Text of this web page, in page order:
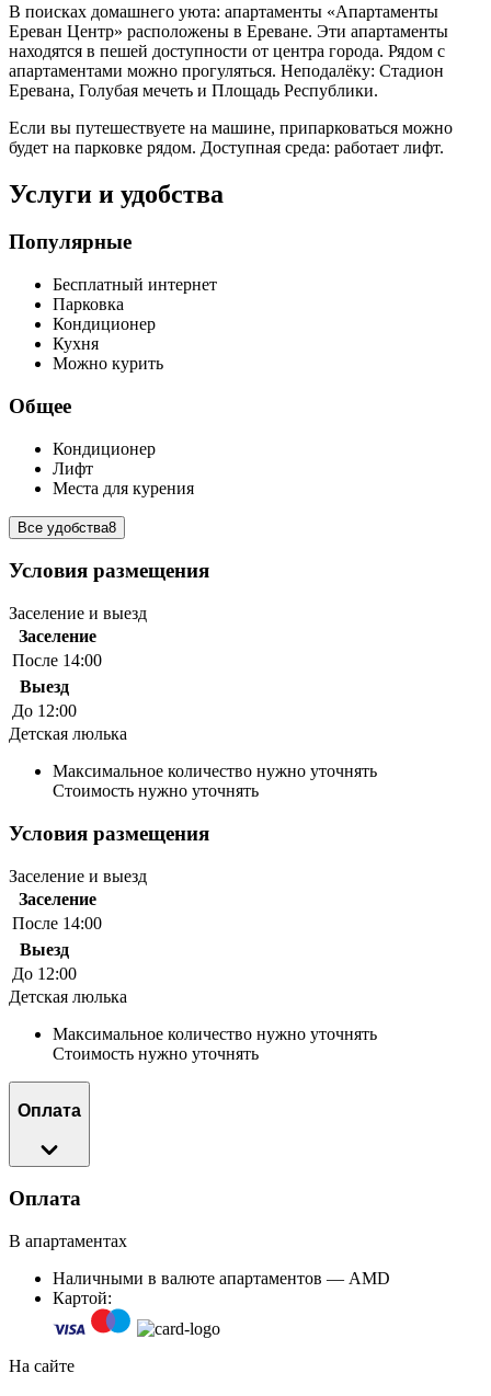
В поисках домашнего уюта: апартаменты «Апартаменты
Ереван Центр» расположены в Ереване. Эти апартаменты
находятся в пешей доступности от центра города. Рядом с
апартаментами можно прогуляться. Неподалёку: Стадион
Еревана, Голубая мечеть и Площадь Республики.
Если вы путешествуете на машине, припарковаться можно
будет на парковке рядом. Доступная среда: работает лифт.
Услуги и удобства
Популярные
Бесплатный интернет
Парковка
Кондиционер
Кухня
Можно курить
Общее
Кондиционер
Лифт
Места для курения
Все удобства8
Условия размещения
Заселение и выезд
Заселение
После 14:00
Выезд
До 12:00
Детская люлька
Максимальное количество нужно уточнять
Стоимость нужно уточнять
Условия размещения
Заселение и выезд
Заселение
После 14:00
Выезд
До 12:00
Детская люлька
Максимальное количество нужно уточнять
Стоимость нужно уточнять
Оплата
Оплата
В апартаментах
Наличными в валюте апартаментов — AMD
Картой:
На сайте